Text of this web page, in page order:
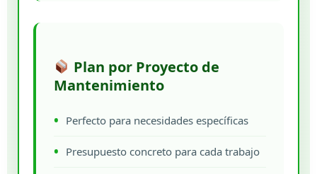
Plan por Proyecto de
Mantenimiento
Perfecto para necesidades específicas
Presupuesto concreto para cada trabajo